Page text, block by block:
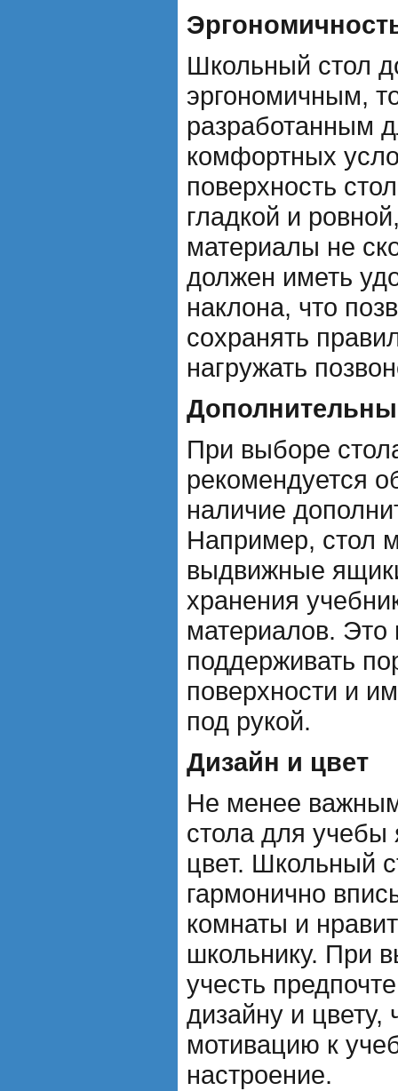
Школьный стол
эргономичным,
разработанным
комфортных
поверхность
гладкой и
материалы не
должен иметь
наклона, что
сохранять
нагружать
При выборе
рекомендуется
наличие
Например, стол
выдвижные
хранения
материалов. Это
поддерживать
поверхности и
под рукой.
Дизайн и цвет
Не менее
стола для учебы
цвет. Школьный
гармонично
комнаты и
школьнику. При
учесть
дизайну и цвету,
мотивацию к
настроение.